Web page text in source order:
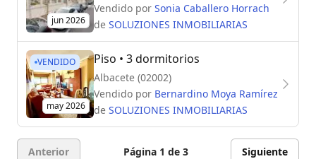
jun 2026
Vendido por Sonia Caballero Horrach
de SOLUZIONES INMOBILIARIAS
VENDIDO
may 2026
Piso • 3 dormitorios
Albacete (02002)
Vendido por Bernardino Moya Ramírez
de SOLUZIONES INMOBILIARIAS
Anterior Página 1 de 3 Siguiente